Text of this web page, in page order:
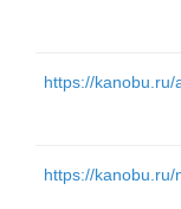
https://
https://